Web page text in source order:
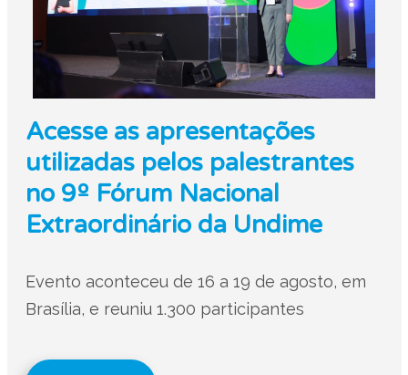
Acesse as apresentações
utilizadas pelos palestrantes
no 9º Fórum Nacional
Extraordinário da Undime
Evento aconteceu de 16 a 19 de agosto, em
Brasília, e reuniu 1.300 participantes